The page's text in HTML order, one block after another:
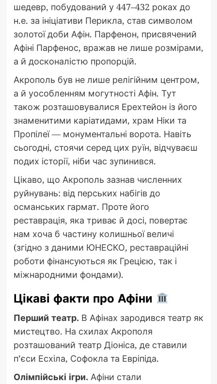
шедевр, побудований у 447–432 роках до
н.е. за ініціативи Перикла, став символом
золотої доби Афін. Парфенон, присвячений
Афіні Парфенос, вражав не лише розмірами,
а й досконалістю пропорцій.
Акрополь був не лише релігійним центром,
а й уособленням могутності Афін. Тут
також розташовувалися Ерехтейон із його
знаменитими каріатидами, храм Ніки та
Пропілеї — монументальні ворота. Навіть
сьогодні, стоячи серед цих руїн, відчуваєш
подих історії, ніби час зупинився.
Цікаво, що Акрополь зазнав численних
руйнувань: від перських набігів до
османських гармат. Проте його
реставрація, яка триває й досі, повертає
нам хоча б частину колишньої величі
(згідно з даними ЮНЕСКО, реставраційні
роботи фінансуються як Грецією, так і
міжнародними фондами).
Цікаві факти про Афіни
Перший театр. В Афінах зародився театр як
мистецтво. На схилах Акрополя
розташований театр Діоніса, де ставили
п’єси Есхіла, Софокла та Евріпіда.
Олімпійські ігри. Афіни стали